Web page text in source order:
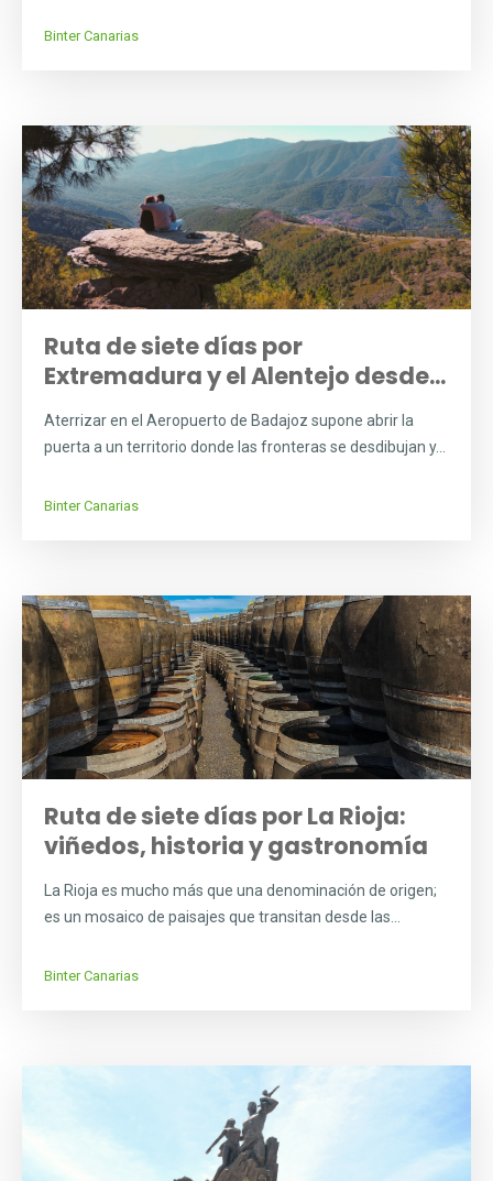
Binter Canarias
Ruta de siete días por
Extremadura y el Alentejo desde...
Aterrizar en el Aeropuerto de Badajoz supone abrir la
puerta a un territorio donde las fronteras se desdibujan y...
Binter Canarias
Ruta de siete días por La Rioja:
viñedos, historia y gastronomía
La Rioja es mucho más que una denominación de origen;
es un mosaico de paisajes que transitan desde las...
Binter Canarias